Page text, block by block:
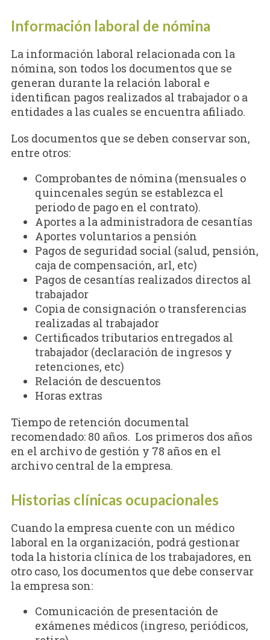
Información laboral de nómina
La información laboral relacionada con la
nómina, son todos los documentos que se
generan durante la relación laboral e
identifican pagos realizados al trabajador o a
entidades a las cuales se encuentra afiliado.
Los documentos que se deben conservar son,
entre otros:
Comprobantes de nómina (mensuales o
quincenales según se establezca el
periodo de pago en el contrato).
Aportes a la administradora de cesantías
Aportes voluntarios a pensión
Pagos de seguridad social (salud, pensión,
caja de compensación, arl, etc)
Pagos de cesantías realizados directos al
trabajador
Copia de consignación o transferencias
realizadas al trabajador
Certificados tributarios entregados al
trabajador (declaración de ingresos y
retenciones, etc)
Relación de descuentos
Horas extras
Tiempo de retención documental
recomendado: 80 años. Los primeros dos años
en el archivo de gestión y 78 años en el
archivo central de la empresa.
Historias clínicas ocupacionales
Cuando la empresa cuente con un médico
laboral en la organización, podrá gestionar
toda la historia clínica de los trabajadores, en
otro caso, los documentos que debe conservar
la empresa son:
Comunicación de presentación de
exámenes médicos (ingreso, periódicos,